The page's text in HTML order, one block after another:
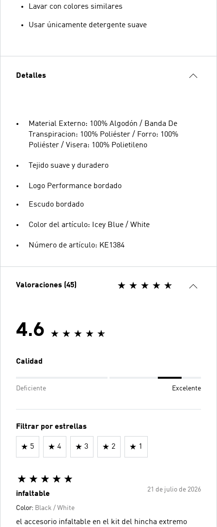
Lavar con colores similares
Usar únicamente detergente suave
Detalles
Material Externo: 100% Algodón / Banda De
Transpiracion: 100% Poliéster / Forro: 100%
Poliéster / Visera: 100% Polietileno
Tejido suave y duradero
Logo Performance bordado
Escudo bordado
Color del artículo: Icey Blue / White
Número de artículo: KE1384
Valoraciones (45)
4.6
Calidad
Deficiente Excelente
Filtrar por estrellas
5 4 3 2 1
21 de julio de 2026
infaltable
Color: Black / White
el accesorio infaltable en el kit del hincha extremo